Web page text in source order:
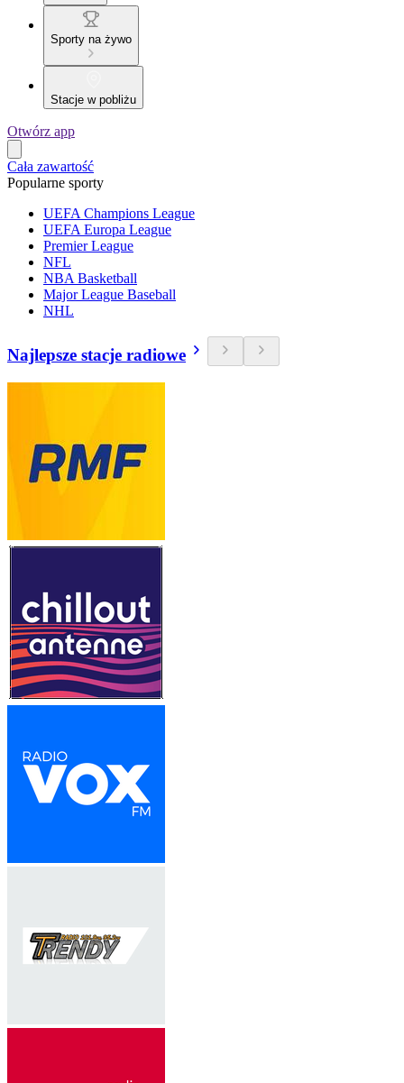
Sporty na żywo
Stacje w pobliżu
Otwórz app
Cała zawartość
Popularne sporty
UEFA Champions League
UEFA Europa League
Premier League
NFL
NBA Basketball
Major League Baseball
NHL
Najlepsze stacje radiowe